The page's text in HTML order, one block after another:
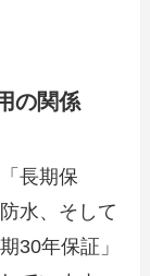
の関係
長期保
水、そして
30年保証」